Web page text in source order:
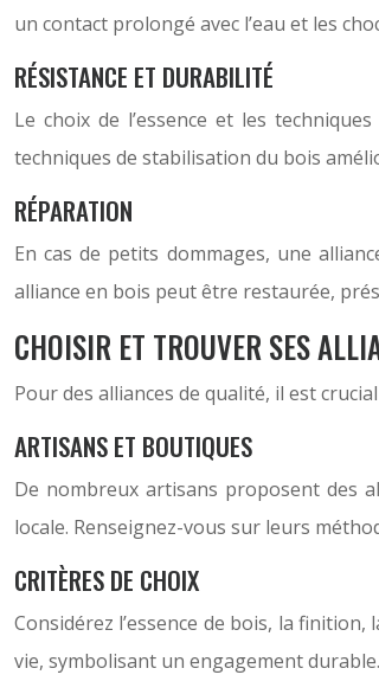
un contact prolongé avec l’eau et les
RÉSISTANCE ET DURABILITÉ
Le choix de l’essence et les
techniques de stabilisation du bois
RÉPARATION
En cas de petits dommages, une
alliance en bois peut être restaurée,
CHOISIR ET TROUVER SES
Pour des alliances de qualité, il est
ARTISANS ET BOUTIQUES
De nombreux artisans proposent des
locale. Renseignez-vous sur leurs
CRITÈRES DE CHOIX
Considérez l’essence de bois, la
vie, symbolisant un engagement durable.